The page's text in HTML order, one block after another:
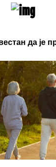
u lancu
IMA